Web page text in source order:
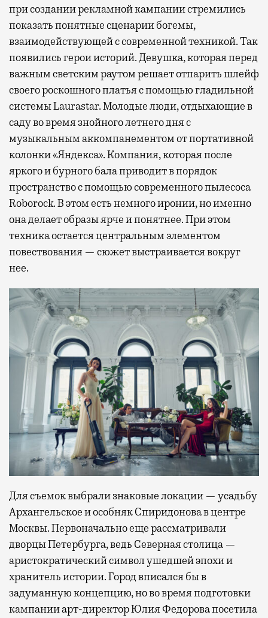
при создании рекламной кампании стремились
показать понятные сценарии богемы,
взаимодействующей с современной техникой. Так
появились герои историй. Девушка, которая перед
важным светским раутом решает отпарить шлейф
своего роскошного платья с помощью гладильной
системы Laurastar. Молодые люди, отдыхающие в
саду во время знойного летнего дня с
музыкальным аккомпанементом от портативной
колонки «Яндекса». Компания, которая после
яркого и бурного бала приводит в порядок
пространство с помощью современного пылесоса
Roborock. В этом есть немного иронии, но именно
она делает образы ярче и понятнее. При этом
техника остается центральным элементом
повествования — сюжет выстраивается вокруг
нее.
Для съемок выбрали знаковые локации — усадьбу
Архангельское и особняк Спиридонова в центре
Москвы. Первоначально еще рассматривали
дворцы Петербурга, ведь Северная столица —
аристократический символ ушедшей эпохи и
хранитель истории. Город вписался бы в
задуманную концепцию, но во время подготовки
кампании арт-директор Юлия Федорова посетила